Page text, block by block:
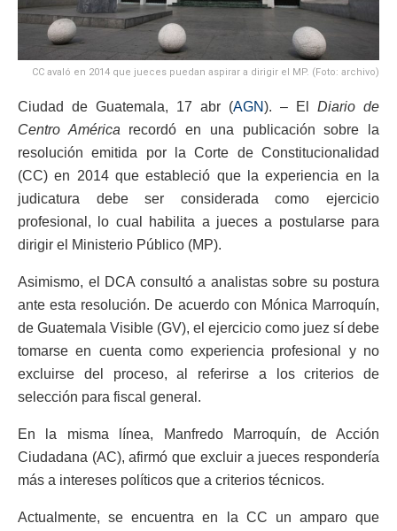
CC avaló en 2014 que jueces puedan aspirar a dirigir el MP. (Foto: archivo)
Ciudad de Guatemala, 17 abr (AGN). – El Diario de
Centro América recordó en una publicación sobre la
resolución emitida por la Corte de Constitucionalidad
(CC) en 2014 que estableció que la experiencia en la
judicatura debe ser considerada como ejercicio
profesional, lo cual habilita a jueces a postularse para
dirigir el Ministerio Público (MP).
Asimismo, el DCA consultó a analistas sobre su postura
ante esta resolución. De acuerdo con Mónica Marroquín,
de Guatemala Visible (GV), el ejercicio como juez sí debe
tomarse en cuenta como experiencia profesional y no
excluirse del proceso, al referirse a los criterios de
selección para fiscal general.
En la misma línea, Manfredo Marroquín, de Acción
Ciudadana (AC), afirmó que excluir a jueces respondería
más a intereses políticos que a criterios técnicos.
Actualmente, se encuentra en la CC un amparo que